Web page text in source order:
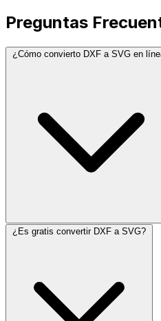
Preguntas
¿Cómo convierto DXF a SVG en
¿Es gratis convertir DXF a SVG?